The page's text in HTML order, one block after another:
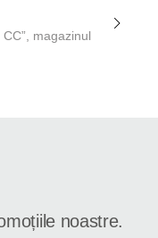
magazinul
noastre.